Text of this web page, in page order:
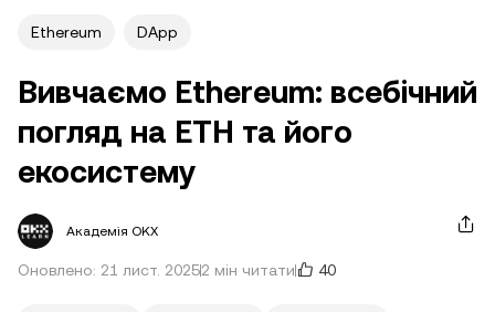
Ethereum DApp
Вивчаємо Ethereum: всебічний
погляд на ETH та його
екосистему
Академія OKX
Оновлено: 21 лист. 20252 мін читати 40